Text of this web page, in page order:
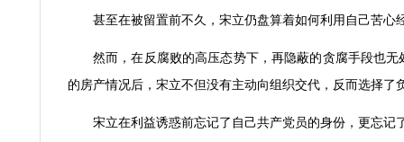
甚至在被留置前不久，宋立仍盘算着如何利用自己苦心
然而，在反腐败的高压态势下，再隐蔽的贪腐手段也无
的房产情况后，宋立不但没有主动向组织交代，反而选择
宋立在利益诱惑前忘记了自己共产党员的身份，更忘